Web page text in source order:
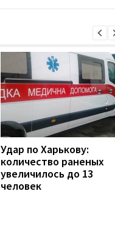
Удар по Харькову:
количество раненых
увеличилось до 13
человек